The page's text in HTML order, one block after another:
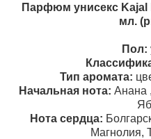
Парфюм унисекс Kajal
мл.
Пол:
Тип аромата:
Начальная нота: Анана
Нота сердца:
Магнолия,